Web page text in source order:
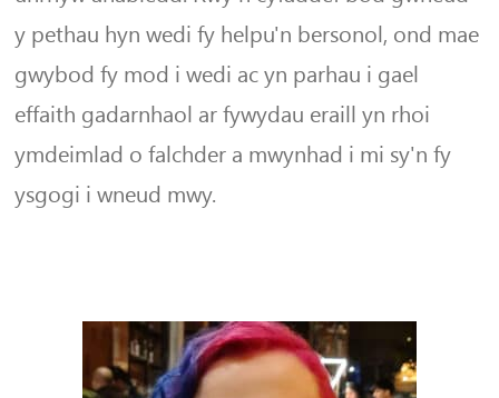
y pethau hyn wedi fy helpu'n bersonol, ond mae
gwybod fy mod i wedi ac yn parhau i gael
effaith gadarnhaol ar fywydau eraill yn rhoi
ymdeimlad o falchder a mwynhad i mi sy'n fy
ysgogi i wneud mwy.